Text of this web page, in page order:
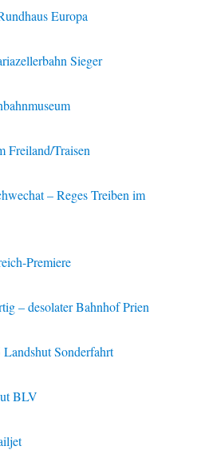
Europa
Sieger
Freiland/Traisen
– Reges Treiben im
Premiere
– desolater Bahnhof Prien
Sonderfahrt
BLV